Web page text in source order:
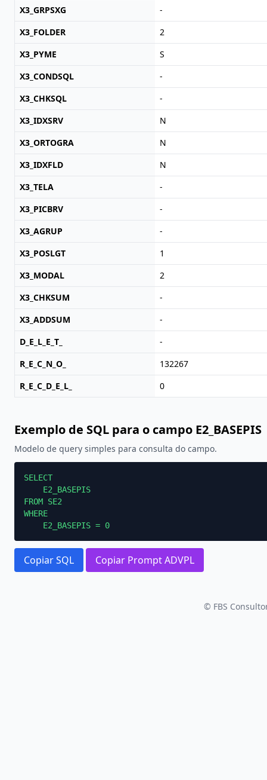
X3_GRPSXG
-
X3_FOLDER
2
X3_PYME
S
X3_CONDSQL
-
X3_CHKSQL
-
X3_IDXSRV
N
X3_ORTOGRA
N
X3_IDXFLD
N
X3_TELA
-
X3_PICBRV
-
X3_AGRUP
-
X3_POSLGT
1
X3_MODAL
2
X3_CHKSUM
-
X3_ADDSUM
-
D_E_L_E_T_
-
R_E_C_N_O_
132267
R_E_C_D_E_L_
0
Exemplo de SQL para o campo E2_BASEPIS
Modelo de query simples para consulta do campo.
SELECT
    E2_BASEPIS
FROM SE2
WHERE
    E2_BASEPIS = 0
Copiar SQL Copiar Prompt ADVPL
© FBS